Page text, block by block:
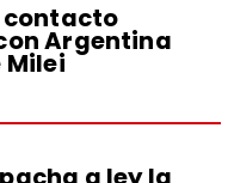
contacto
Argentina
Milei